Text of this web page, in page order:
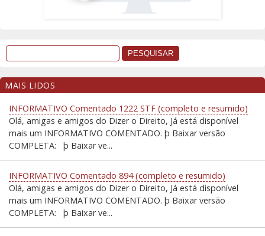
MAIS LIDOS
INFORMATIVO Comentado 1222 STF (completo e resumido)
Olá, amigas e amigos do Dizer o Direito, Já está disponível
mais um INFORMATIVO COMENTADO. þ Baixar versão
COMPLETA: þ Baixar ve...
INFORMATIVO Comentado 894 (completo e resumido)
Olá, amigas e amigos do Dizer o Direito, Já está disponível
mais um INFORMATIVO COMENTADO. þ Baixar versão
COMPLETA: þ Baixar ve...